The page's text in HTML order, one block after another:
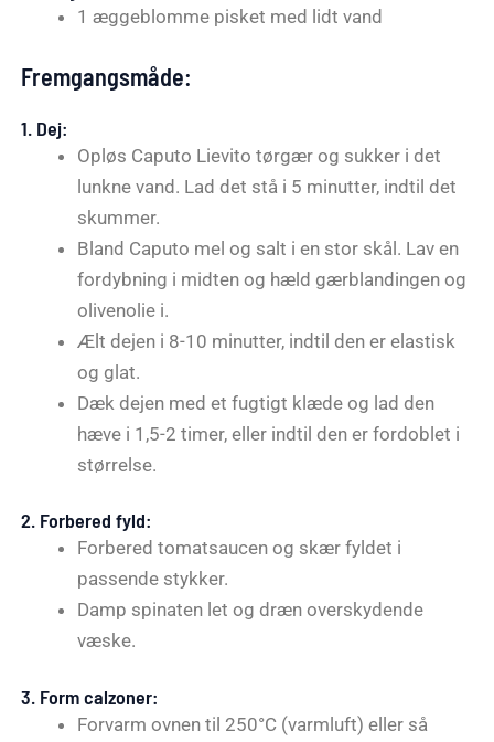
1 æggeblomme pisket med lidt vand
Fremgangsmåde:
1. Dej:
Opløs Caputo Lievito tørgær og sukker i det
lunkne vand. Lad det stå i 5 minutter, indtil det
skummer.
Bland Caputo mel og salt i en stor skål. Lav en
fordybning i midten og hæld gærblandingen og
olivenolie i.
Ælt dejen i 8-10 minutter, indtil den er elastisk
og glat.
Dæk dejen med et fugtigt klæde og lad den
hæve i 1,5-2 timer, eller indtil den er fordoblet i
størrelse.
2. Forbered fyld:
Forbered tomatsaucen og skær fyldet i
passende stykker.
Damp spinaten let og dræn overskydende
væske.
3. Form calzoner:
Forvarm ovnen til 250°C (varmluft) eller så